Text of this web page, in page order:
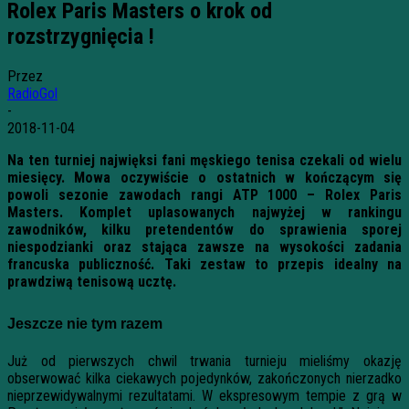
Rolex Paris Masters o krok od
rozstrzygnięcia !
Przez
RadioGol
-
2018-11-04
Na ten turniej najwięksi fani męskiego tenisa czekali od wielu
miesięcy. Mowa oczywiście o ostatnich w kończącym się
powoli sezonie zawodach rangi ATP 1000 – Rolex Paris
Masters. Komplet uplasowanych najwyżej w rankingu
zawodników, kilku pretendentów do sprawienia sporej
niespodzianki oraz stająca zawsze na wysokości zadania
francuska publiczność. Taki zestaw to przepis idealny na
prawdziwą tenisową ucztę.
Jeszcze nie tym razem
Już od pierwszych chwil trwania turnieju mieliśmy okazję
obserwować kilka ciekawych pojedynków, zakończonych nierzadko
nieprzewidywalnymi rezultatami. W ekspresowym tempie z grą w